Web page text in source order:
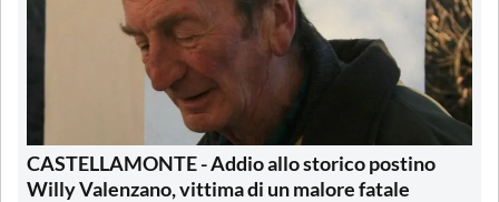
CASTELLAMONTE - Addio allo storico postino
Willy Valenzano, vittima di un malore fatale